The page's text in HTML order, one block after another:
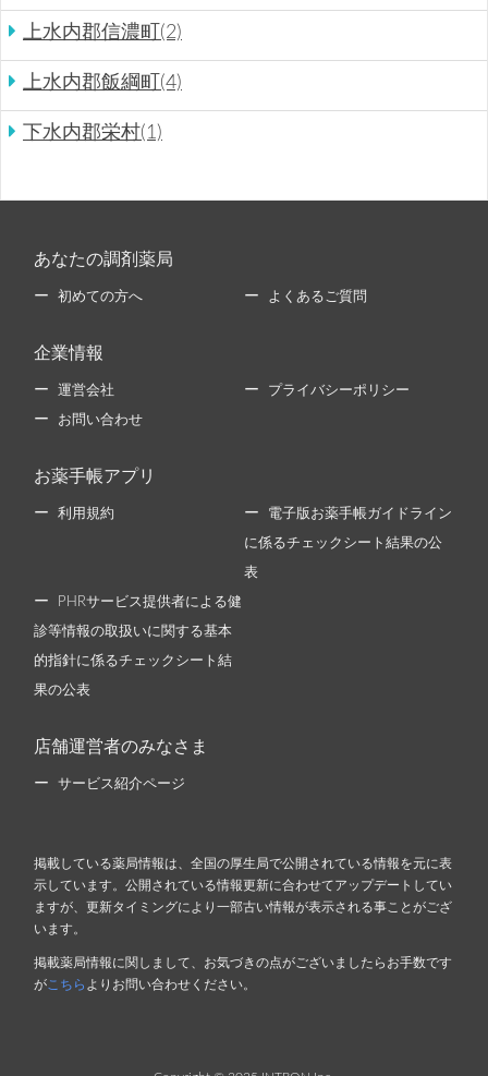
上水内郡信濃町(2)
上水内郡飯綱町(4)
下水内郡栄村(1)
あなたの調剤薬局
初めての方へ よくあるご質問
企業情報
運営会社 プライバシーポリシー
お問い合わせ
お薬手帳アプリ
利用規約 電子版お薬手帳ガイドライン
に係るチェックシート結果の公
表
PHRサービス提供者による健
診等情報の取扱いに関する基本
的指針に係るチェックシート結
果の公表
店舗運営者のみなさま
サービス紹介ページ
掲載している薬局情報は、全国の厚生局で公開されている情報を元に表
示しています。公開されている情報更新に合わせてアップデートしてい
ますが、更新タイミングにより一部古い情報が表示される事ことがござ
います。
掲載薬局情報に関しまして、お気づきの点がございましたらお手数です
が こちら よりお問い合わせください。